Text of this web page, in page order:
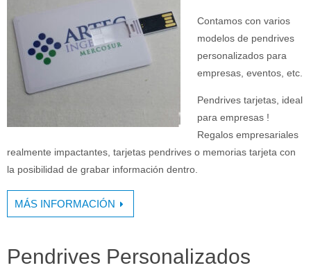
Contamos con varios
modelos de pendrives
personalizados para
empresas, eventos, etc.
Pendrives tarjetas, ideal
para empresas !
Regalos empresariales
realmente impactantes, tarjetas pendrives o memorias tarjeta con
la posibilidad de grabar información dentro.
MÁS INFORMACIÓN
Pendrives Personalizados